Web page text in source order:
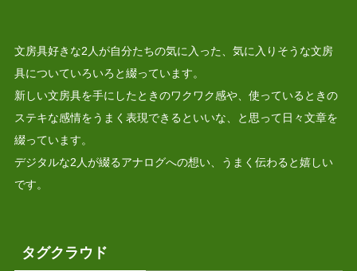
文房具好きな2人が自分たちの気に入った、気に入りそうな文房
具についていろいろと綴っています。
新しい文房具を手にしたときのワクワク感や、使っているときの
ステキな感情をうまく表現できるといいな、と思って日々文章を
綴っています。
デジタルな2人が綴るアナログへの想い、うまく伝わると嬉しい
です。
タグクラウド